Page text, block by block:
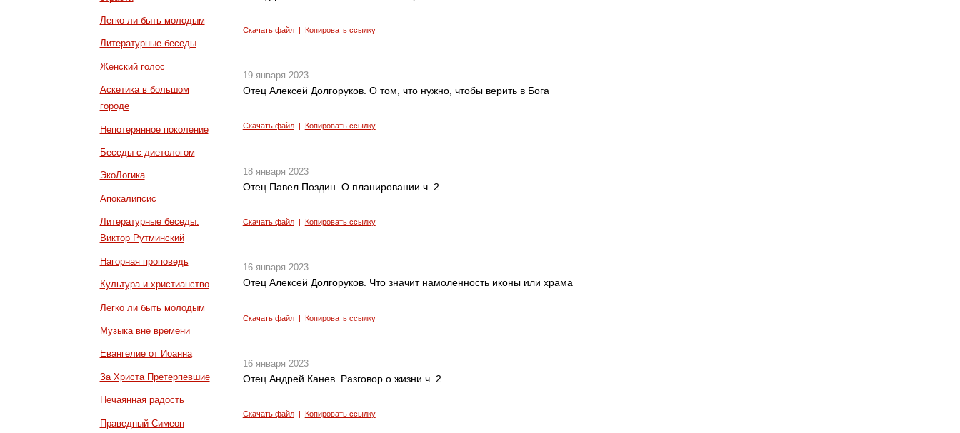
Легко ли быть молодым
Литературные беседы
Женский голос
Аскетика в большом
городе
Непотерянное поколение
Беседы с диетологом
ЭкоЛогика
Апокалипсис
Литературные беседы.
Виктор Рутминский
Нагорная проповедь
Культура и христианство
Легко ли быть молодым
Музыка вне времени
Евангелие от Иоанна
За Христа Претерпевшие
Нечаянная радость
Праведный Симеон
Скачать файл| Копировать ссылку
19 января 2023
Отец Алексей Долгоруков. О том, что нужно, чтобы верить в Бога
Скачать файл| Копировать ссылку
18 января 2023
Отец Павел Поздин. О планировании ч. 2
Скачать файл| Копировать ссылку
16 января 2023
Отец Алексей Долгоруков. Что значит намоленность иконы или храма
Скачать файл| Копировать ссылку
16 января 2023
Отец Андрей Канев. Разговор о жизни ч. 2
Скачать файл| Копировать ссылку